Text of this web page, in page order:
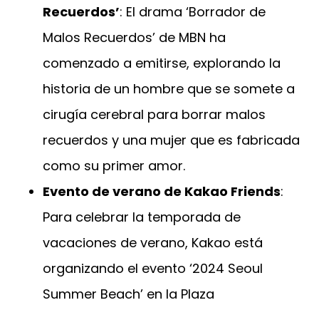
Recuerdos’: El drama ‘Borrador de
Malos Recuerdos’ de MBN ha
comenzado a emitirse, explorando la
historia de un hombre que se somete a
cirugía cerebral para borrar malos
recuerdos y una mujer que es fabricada
como su primer amor.
Evento de verano de Kakao Friends:
Para celebrar la temporada de
vacaciones de verano, Kakao está
organizando el evento ‘2024 Seoul
Summer Beach’ en la Plaza